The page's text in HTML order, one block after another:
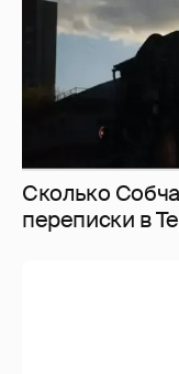
Сколько
перeписки в